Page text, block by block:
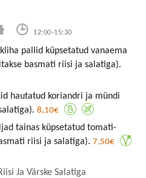
12:00-15:30
pallid küpsetatud vanaema
basmati riisi ja salatiga).
hautatud koriandri ja mündi
8,10€
tainas küpsetatud tomati-
riisi ja salatiga). 7,50€
Ja Värske Salatiga